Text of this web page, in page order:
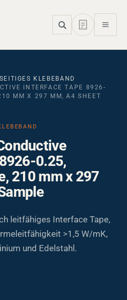
KLEBEBAND
INTERFACE TAPE 8926-
MM X 297 MM, A4 SHEET
0.25,
210 mm x 297
leitfähiges Interface Tape,
>1,5 W/mK,
und Edelstahl.